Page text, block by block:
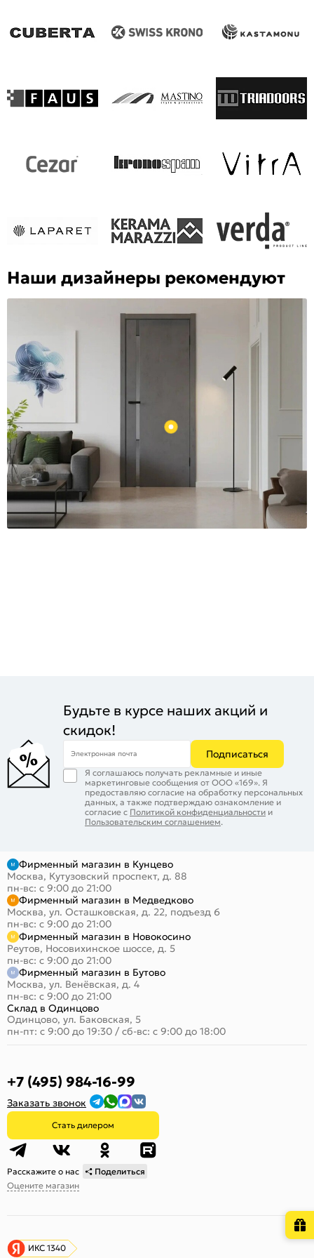
Наши дизайнеры рекомендуют
Будьте в курсе наших акций и
скидок!
Электронная почта Подписаться
Я соглашаюсь получать рекламные и иные
маркетинговые сообщения от ООО «169». Я
предоставляю согласие на обработку персональных
данных, а также подтверждаю ознакомление и
согласие с Политикой конфиденциальности и
Пользовательским соглашением.
Фирменный магазин в Кунцево
Москва, Кутузовский проспект, д. 88
пн-вс: с 9:00 до 21:00
Фирменный магазин в Медведково
Москва, ул. Осташковская, д. 22, подъезд 6
пн-вс: с 9:00 до 21:00
Фирменный магазин в Новокосино
Реутов, Носовихинское шоссе, д. 5
пн-вс: с 9:00 до 21:00
Фирменный магазин в Бутово
Москва, ул. Венёвская, д. 4
пн-вс: с 9:00 до 21:00
Склад в Одинцово
Одинцово, ул. Баковская, 5
пн-пт: с 9:00 до 19:30 / сб-вс: с 9:00 до 18:00
+7 (495) 984-16-99
Заказать звонок
Стать дилером
Расскажите о нас
Поделиться
Оцените магазин
ИКС 1340